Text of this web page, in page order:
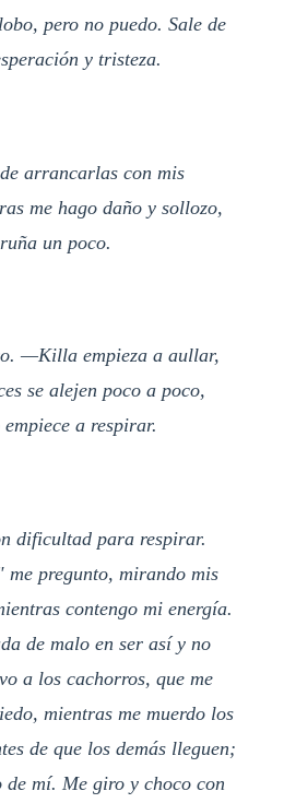
pero no puedo. Sale de
y tristeza.
arrancarlas con mis
me hago daño y sollozo,
un poco.
—Killa empieza a aullar,
se alejen poco a poco,
a respirar.
dificultad para respirar.
me pregunto, mirando mis
contengo mi energía.
de malo en ser así y no
a los cachorros, que me
mientras me muerdo los
de que los demás lleguen;
de mí. Me giro y choco con